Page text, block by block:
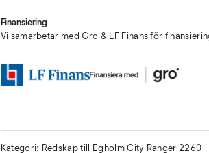
Finansiering
Vi samarbetar med Gro & LF Finans för
Kategori: Redskap till Egholm City Ranger 2260